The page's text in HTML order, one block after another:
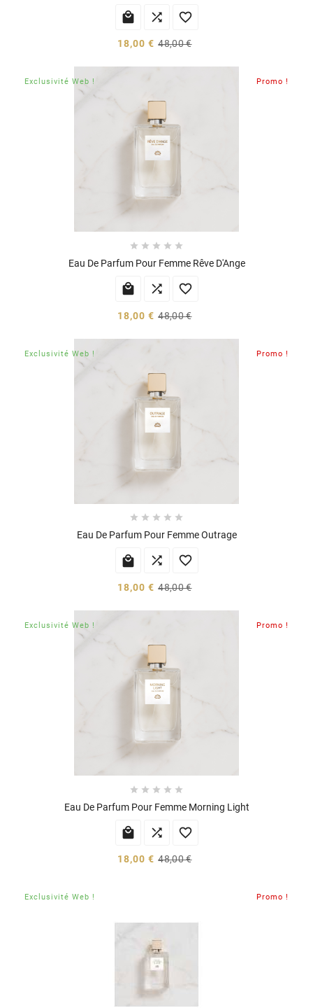
  
18,00 € 48,00 €
Promo !
Exclusivité Web !
    
Eau De Parfum Pour Femme Rêve D'Ange
  
18,00 € 48,00 €
Promo !
Exclusivité Web !
    
Eau De Parfum Pour Femme Outrage
  
18,00 € 48,00 €
Promo !
Exclusivité Web !
    
Eau De Parfum Pour Femme Morning Light
  
18,00 € 48,00 €
Promo !
Exclusivité Web !